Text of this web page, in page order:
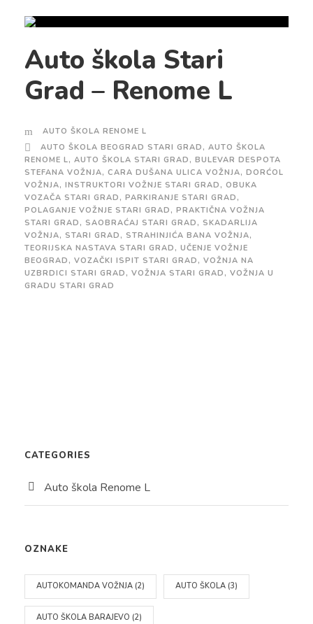
Auto škola Stari
Grad – Renome L
AUTO ŠKOLA RENOME L
AUTO ŠKOLA BEOGRAD STARI GRAD , AUTO ŠKOLA
RENOME L, AUTO ŠKOLA STARI GRAD , BULEVAR DESPOTA
STEFANA VOŽNJA, CARA DUŠANA ULICA VOŽNJA, DORĆOL
VOŽNJA, INSTRUKTORI VOŽNJE STARI GRAD , OBUKA
VOZAČA STARI GRAD , PARKIRANJE STARI GRAD ,
POLAGANJE VOŽNJE STARI GRAD , PRAKTIČNA VOŽNJA
STARI GRAD , SAOBRAĆAJ STARI GRAD , SKADARLIJA
VOŽNJA, STARI GRAD , STRAHINJIĆA BANA VOŽNJA,
TEORIJSKA NASTAVA STARI GRAD , UČENJE VOŽNJE
BEOGRAD , VOZAČKI ISPIT STARI GRAD , VOŽNJA NA
UZBRDICI STARI GRAD , VOŽNJA STARI GRAD , VOŽNJA U
GRADU STARI GRAD
CATEGORIES
Auto škola Renome L
OZNAKE
AUTOKOMANDA VOŽNJA (2) AUTO ŠKOLA (3)
AUTO ŠKOLA BARAJEVO (2)